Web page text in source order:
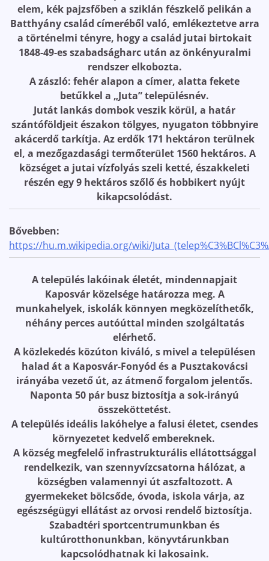
elem, kék pajzsfőben a sziklán fészkelő pelikán a
Batthyány család címeréből való, emlékeztetve arra
a történelmi tényre, hogy a család jutai birtokait
1848-49-es szabadságharc után az önkényuralmi
rendszer elkobozta.
A zászló: fehér alapon a címer, alatta fekete
betűkkel a „Juta” településnév.
Jutát lankás dombok veszik körül, a határ
szántóföldjeit északon tölgyes, nyugaton többnyire
akácerdő tarkítja. Az erdők 171 hektáron terülnek
el, a mezőgazdasági termőterület 1560 hektáros. A
községet a jutai vízfolyás szeli ketté, északkeleti
részén egy 9 hektáros szőlő és hobbikert nyújt
kikapcsolódást.
Bővebben:
https://hu.m.wikipedia.org/wiki/
A település lakóinak életét, mindennapjait
Kaposvár közelsége határozza meg. A
munkahelyek, iskolák könnyen megközelíthetők,
néhány perces autóúttal minden szolgáltatás
elérhető.
A közlekedés közúton kiváló, s mivel a településen
halad át a Kaposvár-Fonyód és a Pusztakovácsi
irányába vezető út, az átmenő forgalom jelentős.
Naponta 50 pár busz biztosítja a sok-irányú
összeköttetést.
A település ideális lakóhelye a falusi életet, csendes
környezetet kedvelő embereknek.
A község megfelelő infrastrukturális ellátottsággal
rendelkezik, van szennyvízcsatorna hálózat, a
községben valamennyi út aszfaltozott. A
gyermekeket bölcsőde, óvoda, iskola várja, az
egészségügyi ellátást az orvosi rendelő biztosítja.
Szabadtéri sportcentrumunkban és
kultúrotthonunkban, könyvtárunkban
kapcsolódhatnak ki lakosaink.